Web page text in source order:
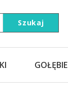
Szukaj
GOŁĘBIE